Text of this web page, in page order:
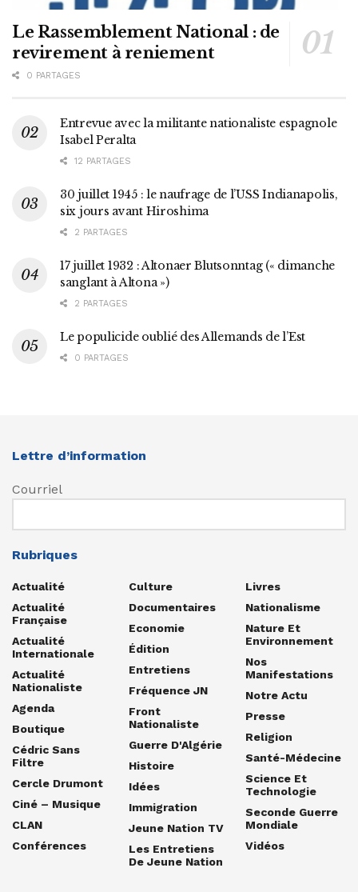
Le Rassemblement National : de
revirement à reniement
0 PARTAGES
Entrevue avec la militante nationaliste espagnole
Isabel Peralta
12 PARTAGES
30 juillet 1945 : le naufrage de l’USS Indianapolis,
six jours avant Hiroshima
2 PARTAGES
17 juillet 1932 : Altonaer Blutsonntag (« dimanche
sanglant à Altona »)
2 PARTAGES
Le populicide oublié des Allemands de l’Est
0 PARTAGES
Lettre d’information
Courriel
Rubriques
Actualité
Actualité
Française
Actualité
Internationale
Actualité
Nationaliste
Agenda
Boutique
Cédric Sans
Filtre
Cercle Drumont
Ciné – Musique
CLAN
Conférences
Culture
Documentaires
Economie
Édition
Entretiens
Fréquence JN
Front
Nationaliste
Guerre D'Algérie
Histoire
Idées
Immigration
Jeune Nation TV
Les Entretiens
De Jeune Nation
Livres
Nationalisme
Nature Et
Environnement
Nos
Manifestations
Notre Actu
Presse
Religion
Santé-Médecine
Science Et
Technologie
Seconde Guerre
Mondiale
Vidéos